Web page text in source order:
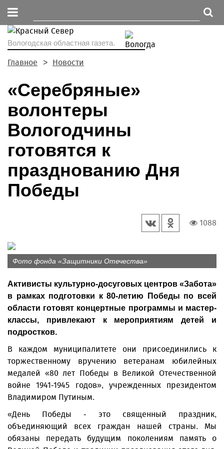
Вологодская областная газета.
Главное Новости
«Серебряные»
волонтеры
Вологодчины
готовятся к
празднованию Дня
Победы
1088
Фото фонда «Защитники Отечества»
Активисты культурно-досуговых центров «Забота»
в рамках подготовки к 80-летию Победы по всей
области готовят концертные программы и мастер-
классы, привлекают к мероприятиям детей и
подростков.
В каждом муниципалитете они присоединились к
торжественному вручению ветеранам юбилейных
медалей «80 лет Победы в Великой Отечественной
войне 1941-1945 годов», учрежденных президентом
Владимиром Путиным.
«День Победы - это священный праздник,
объединяющий всех граждан нашей страны. Мы
обязаны передать будущим поколениям память о